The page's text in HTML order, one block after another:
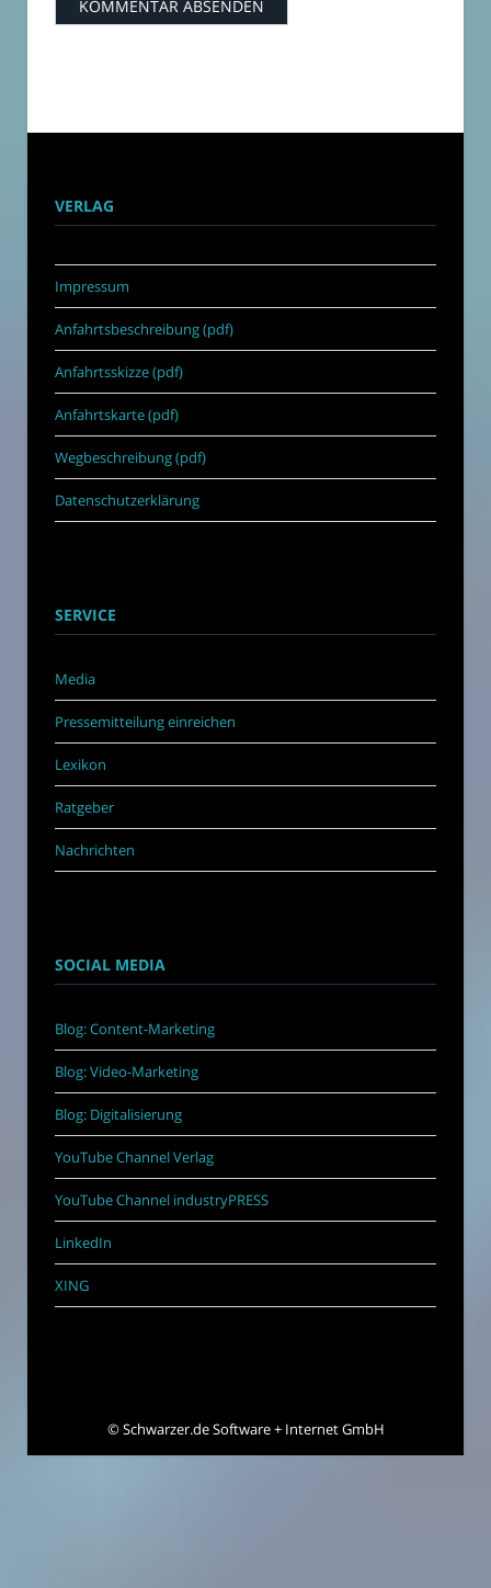
VERLAG
Impressum
Anfahrtsbeschreibung (pdf)
Anfahrtsskizze (pdf)
Anfahrtskarte (pdf)
Wegbeschreibung (pdf)
Datenschutzerklärung
SERVICE
Media
Pressemitteilung einreichen
Lexikon
Ratgeber
Nachrichten
SOCIAL MEDIA
Blog: Content-Marketing
Blog: Video-Marketing
Blog: Digitalisierung
YouTube Channel Verlag
YouTube Channel industryPRESS
LinkedIn
XING
©Schwarzer.de Software + Internet GmbH